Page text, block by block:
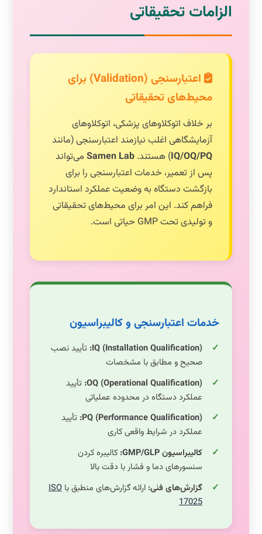
الزامات تحقیقاتی
اعتبارسنجی (Validation) برای
محیط‌های تحقیقاتی
بر خلاف اتوکلاوهای پزشکی، اتوکلاوهای
آزمایشگاهی اغلب نیازمند اعتبارسنجی (مانند
IQ/OQ/PQ) هستند.Samen Lab می‌تواند
پس از تعمیر، خدمات اعتبارسنجی را برای
بازگشت دستگاه به وضعیت عملکرد استاندارد
فراهم کند. این امر برای محیط‌های تحقیقاتی
و تولیدی تحت GMP حیاتی است.
خدمات اعتبارسنجی و کالیبراسیون
IQ (Installation Qualification): تأیید نصب
صحیح و مطابق با مشخصات
OQ (Operational Qualification): تأیید
عملکرد دستگاه در محدوده عملیاتی
PQ (Performance Qualification): تأیید
عملکرد در شرایط واقعی کاری
کالیبراسیون GMP/GLP:
کالیبره کردن
سنسورهای دما و فشار با دقت بالا
گزارش‌های فنی: ارائه گزارش‌های منطبق باISO
17025